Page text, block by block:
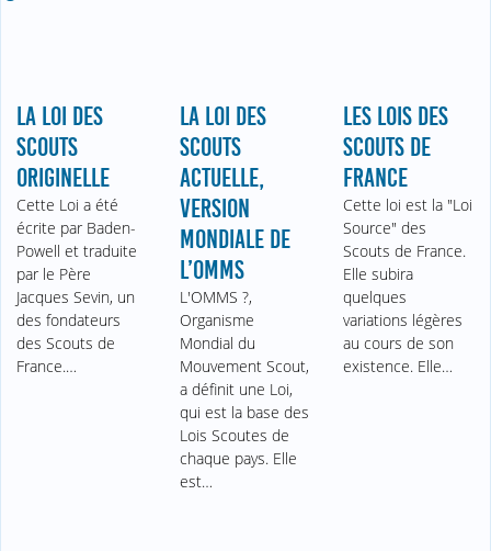
LA LOI DES
SCOUTS
ORIGINELLE
Cette Loi a été
écrite par Baden-
Powell et traduite
par le Père
Jacques Sevin, un
des fondateurs
des Scouts de
France.…
LA LOI DES
SCOUTS
ACTUELLE,
VERSION
MONDIALE DE
L’OMMS
L'OMMS ?,
Organisme
Mondial du
Mouvement Scout,
a définit une Loi,
qui est la base des
Lois Scoutes de
chaque pays. Elle
est…
LES LOIS DES
SCOUTS DE
FRANCE
Cette loi est la "Loi
Source" des
Scouts de France.
Elle subira
quelques
variations légères
au cours de son
existence. Elle…